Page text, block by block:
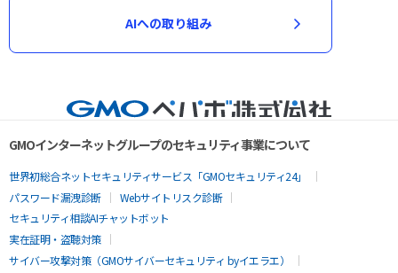
AIへの取り組み
GMOインターネットグループのセキュリティ事業について
世界初総合ネットセキュリティサービス「GMOセキュリティ24」
パスワード漏洩診断
Webサイトリスク診断
セキュリティ相談AIチャットボット
実在証明・盗聴対策
サイバー攻撃対策（GMOサイバーセキュリティ byイエラエ）